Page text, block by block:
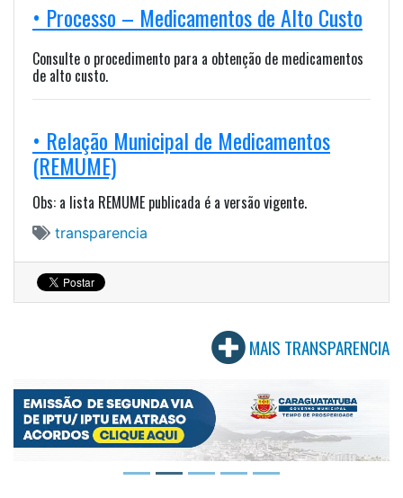
• Processo – Medicamentos de Alto Custo
Consulte o procedimento para a obtenção de medicamentos
de alto custo.
• Relação Municipal de Medicamentos
(REMUME)
Obs: a lista REMUME publicada é a versão vigente.
transparencia
MAIS TRANSPARENCIA